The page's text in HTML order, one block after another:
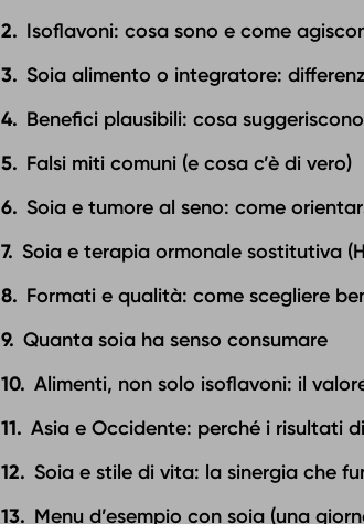
Isoflavoni: cosa sono e come
Soia alimento o integratore:
Benefici plausibili: cosa
Falsi miti comuni (e cosa c’è di vero)
Soia e tumore al seno: come
Soia e terapia ormonale sostitutiva
Formati e qualità: come scegliere
Quanta soia ha senso consumare
Alimenti, non solo isoflavoni: il
Asia e Occidente: perché i risultati
Soia e stile di vita: la sinergia che
Menu d’esempio con soia (una